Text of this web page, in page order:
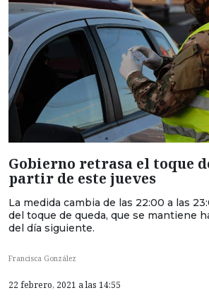
Gobierno retrasa el toque
partir de este jueves
La medida cambia de las 22:00 a las
del toque de queda, que se mantiene
del día siguiente.
Francisca González
22 febrero, 2021 a las 14:55